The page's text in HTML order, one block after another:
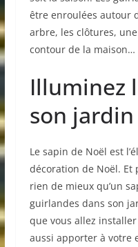
être enroulées autour
arbre, les clôtures,
contour de la maison…
Illuminez
son jardin
Le sapin de Noël est
décoration de Noël.
rien de mieux qu’un
guirlandes dans son
que vous allez
aussi apporter à votre